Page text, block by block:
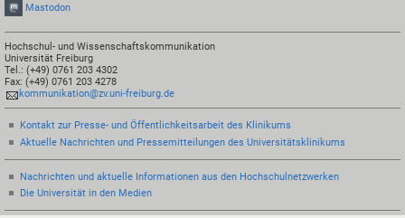
Mastodon
Hochschul- und Wissenschaftskommunikation
Universität Freiburg
Tel.: (+49) 0761 203 4302
Fax: (+49) 0761 203 4278
kommunikation@zv.uni-freiburg.de
Kontakt zur Presse- und Öffentlichkeitsarbeit des Klinikums
Aktuelle Nachrichten und Pressemitteilungen des Universitätsklinikums
Nachrichten und aktuelle Informationen aus den Hochschulnetzwerken
Die Universität in den Medien